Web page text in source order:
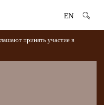
EN
принять участие в